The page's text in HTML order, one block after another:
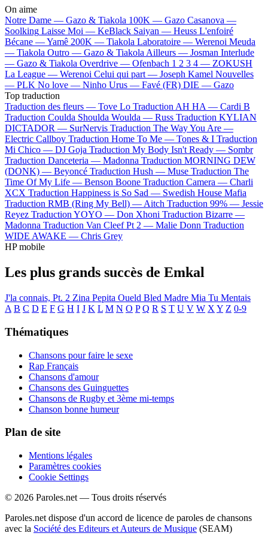
On aime
Notre Dame — Gazo & Tiakola 100K — Gazo Casanova —
Soolking Laisse Moi — KeBlack Saiyan — Heuss L'enfoiré
Bécane —Yamê 200K — Tiakola Laboratoire — Werenoi Meuda
— Tiakola Outro — Gazo & TiakolaAilleurs — Josman Interlude
— Gazo & Tiakola Overdrive — Ofenbach 1 2 3 4 — ZOKUSH
La League — Werenoi Celui qui part — Joseph Kamel Nouvelles
— PLK No love — Ninho Urus — Favé (FR) DIE — Gazo
Top traduction
Traduction des fleurs — Tove Lo Traduction AH HA — Cardi B
Traduction Coulda Shoulda Woulda — Russ Traduction KYLIAN
DICTADOR — SurNervis Traduction The Way You Are —
Electric Callboy Traduction Home To Me — Tones & I Traduction
Mi Chico — DJ Goja Traduction My Body Isn't Ready — Sombr
Traduction Danceteria — Madonna Traduction MORNING DEW
(DONK) — Beyoncé Traduction Hush — Muse Traduction The
Time Of My Life — Benson Boone Traduction Camera — Charli
XCX Traduction Happiness is So Sad — Swedish House Mafia
Traduction RMB (Ring My Bell) —Aitch Traduction 99% — Jessie
Reyez Traduction YOYO — Don Xhoni Traduction Bizarre —
Madonna Traduction Van Cleef Pt 2 — Malie Donn Traduction
WIDE AWAKE — Chris Grey
HP mobile
Les plus grands succès de Emkal
J'la connais, Pt. 2 Zina Pepita Oueld Bled Madre Mia Tu Mentais
A B C D E F G H I J K L M N O P Q R S T U V W X Y Z 0-9
Thématiques
Chansons pour faire le sexe
Rap Français
Chansons d'amour
Chansons des Guinguettes
Chansons de Rugby et 3ème mi-temps
Chanson bonne humeur
Plan de site
Mentions légales
Paramètres cookies
Cookie Settings
© 2026 Paroles.net — Tous droits réservés
Paroles.net dispose d'un accord de licence de paroles de chansons
avec la Société des Editeurs et Auteurs de Musique (SEAM)